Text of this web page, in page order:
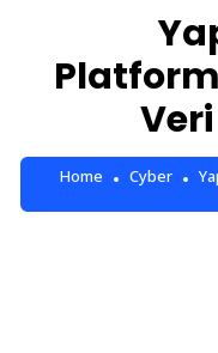
Home Cyber